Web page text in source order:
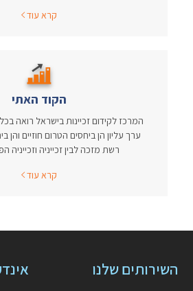
קרא עוד
הקוד האתי
המרכז לקידום זכיינות בישראל רואה
ערך עליון הן ביחסים הטרום חוזיים והן
רשת מזכה לבין זכייניה וזכייניה
קרא עוד
השירותים שלנו